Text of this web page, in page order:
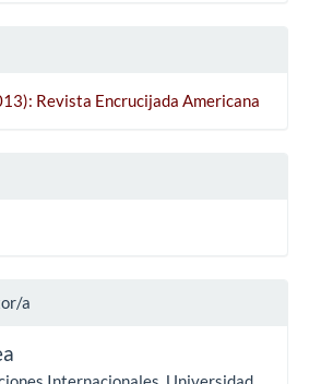
Revista Encrucijada Americana
a